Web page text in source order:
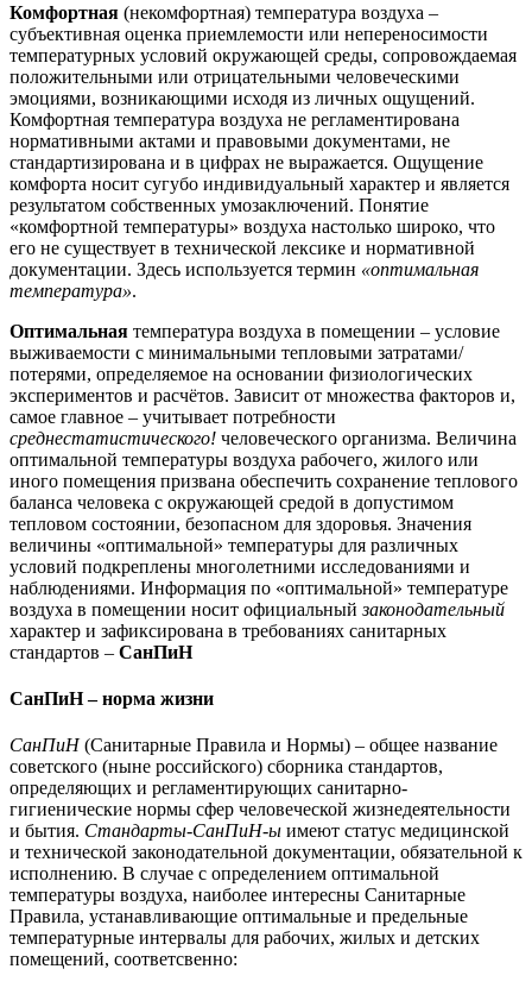
Комфортная (некомфортная) температура воздуха –
субъективная оценка приемлемости или непереносимости
температурных условий окружающей среды, сопровождаемая
положительными или отрицательными человеческими
эмоциями, возникающими исходя из личных ощущений.
Комфортная температура воздуха не регламентирована
нормативными актами и правовыми документами, не
стандартизирована и в цифрах не выражается. Ощущение
комфорта носит сугубо индивидуальный характер и является
результатом собственных умозаключений. Понятие
«комфортной температуры» воздуха настолько широко, что
его не существует в технической лексике и нормативной
документации. Здесь используется термин «оптимальная
температура».
Оптимальная температура воздуха в помещении – условие
выживаемости с минимальными тепловыми затратами/
потерями, определяемое на основании физиологических
экспериментов и расчётов. Зависит от множества факторов и,
самое главное – учитывает потребности
среднестатистического! человеческого организма. Величина
оптимальной температуры воздуха рабочего, жилого или
иного помещения призвана обеспечить сохранение теплового
баланса человека с окружающей средой в допустимом
тепловом состоянии, безопасном для здоровья. Значения
величины «оптимальной» температуры для различных
условий подкреплены многолетними исследованиями и
наблюдениями. Информация по «оптимальной» температуре
воздуха в помещении носит официальныйзаконодательный
характер и зафиксирована в требованиях санитарных
стандартов – СанПиН
СанПиН – норма жизни
СанПиН(Санитарные Правила и Нормы) – общее название
советского (ныне российского) сборника стандартов,
определяющих и регламентирующих санитарно-
гигиенические нормы сфер человеческой жизнедеятельности
и бытия. Стандарты-СанПиН-ы имеют статус медицинской
и технической законодательной документации, обязательной к
исполнению. В случае с определением оптимальной
температуры воздуха, наиболее интересны Санитарные
Правила, устанавливающие оптимальные и предельные
температурные интервалы для рабочих, жилых и детских
помещений, соответсвенно: